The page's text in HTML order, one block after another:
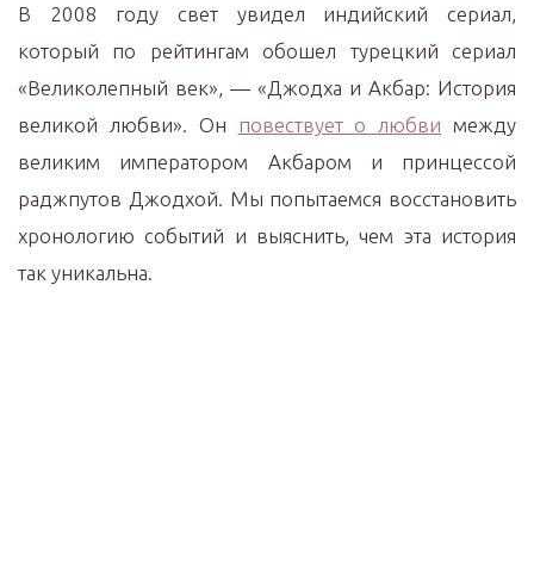
В 2008 году свет увидел индийский сериал,
который по рейтингам обошел турецкий сериал
«Великолепный век», — «Джодха и Акбар: История
великой любви». Он повествует о любви между
великим императором Акбаром и принцессой
раджпутов Джодхой. Мы попытаемся восстановить
хронологию событий и выяснить, чем эта история
так уникальна.